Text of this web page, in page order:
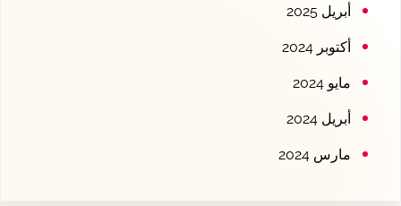
أبريل 2025
أكتوبر 2024
مايو 2024
أبريل 2024
مارس 2024